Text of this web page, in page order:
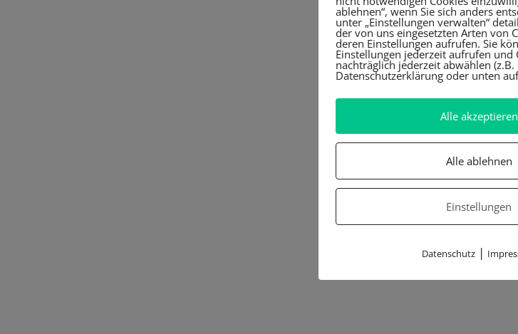
ablehnen“, wenn Sie sich anders
unter „Einstellungen verwalten“
der von uns eingesetzten Arten von
deren Einstellungen aufrufen. Sie
Einstellungen jederzeit aufrufen und
nachträglich jederzeit abwählen
Datenschutzerklärung oder unten
Alle akzeptieren
Alle ablehnen
Einstellungen
Datenschutz |